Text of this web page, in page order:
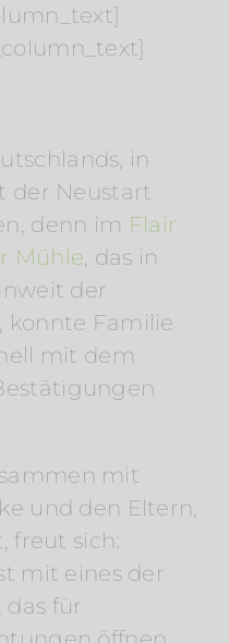
in
der Neustart
denn im Flair
Mühle , das in
der
konnte Familie
mit dem
mit
und den Eltern,
freut sich:
mit eines der
für